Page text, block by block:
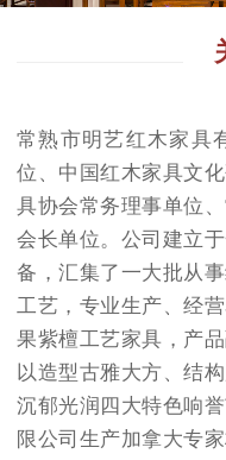
常熟市明艺红木家具
位、中国红木家具文
具协会常务理事单位
会长单位。公司建立
备，汇集了一大批从
工艺，专业生产、经
果紫檀工艺家具，产
以造型古雅大方、结
沉郁光润四大特色响
限公司生产加拿大专